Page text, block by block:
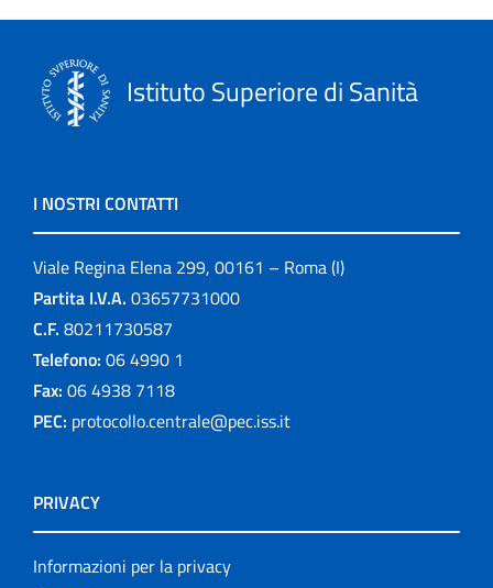
Istituto Superiore di Sanità
I NOSTRI CONTATTI
Viale Regina Elena 299, 00161 – Roma (I)
Partita I.V.A. 03657731000
C.F. 80211730587
Telefono: 06 4990 1
Fax: 06 4938 7118
PEC: protocollo.centrale@pec.iss.it
PRIVACY
Informazioni per la privacy